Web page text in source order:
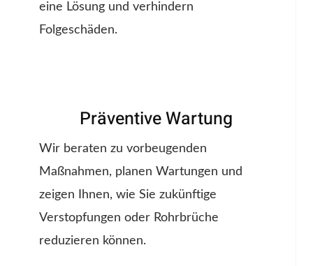
eine Lösung und verhindern
Folgeschäden.
Präventive Wartung
Wir beraten zu vorbeugenden
Maßnahmen, planen Wartungen und
zeigen Ihnen, wie Sie zukünftige
Verstopfungen oder Rohrbrüche
reduzieren können.